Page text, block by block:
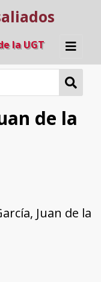
la UGT
de la
Juan de la